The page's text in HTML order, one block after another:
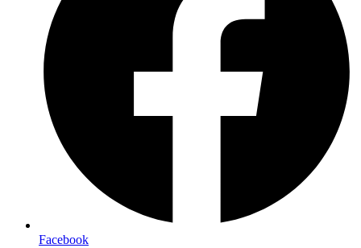
Facebook